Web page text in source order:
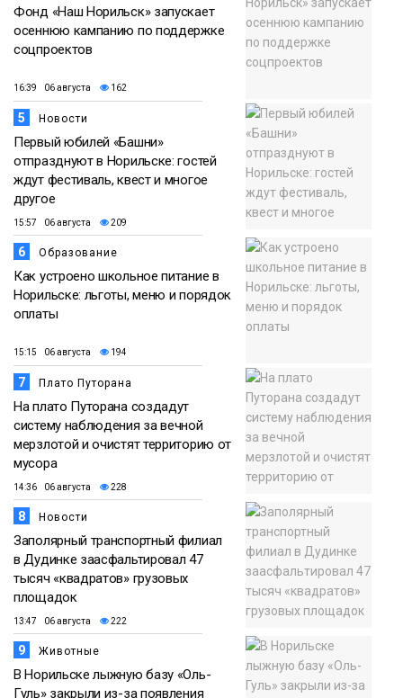
Фонд «Наш Норильск» запускает
осеннюю кампанию по поддержке
соцпроектов
16:39 06 августа 162
5 Новости
Первый юбилей «Башни»
отпразднуют в Норильске: гостей
ждут фестиваль, квест и многое
другое
15:57 06 августа 209
6 Образование
Как устроено школьное питание в
Норильске: льготы, меню и порядок
оплаты
15:15 06 августа 194
7 Плато Путорана
На плато Путорана создадут
систему наблюдения за вечной
мерзлотой и очистят территорию от
мусора
14:36 06 августа 228
8 Новости
Заполярный транспортный филиал
в Дудинке заасфальтировал 47
тысяч «квадратов» грузовых
площадок
13:47 06 августа 222
9 Животные
В Норильске лыжную базу «Оль-
Гуль» закрыли из-за появления